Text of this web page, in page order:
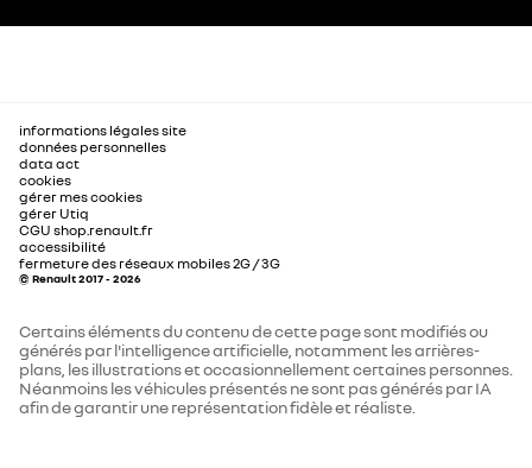
informations légales site
données personnelles
data act
cookies
gérer mes cookies
gérer Utiq
CGU shop.renault.fr
accessibilité
fermeture des réseaux mobiles 2G / 3G
© Renault 2017 - 2026
Certains éléments du contenu de cette page sont modifiés ou
générés par l'intelligence artificielle, notamment les arrières-
plans, les illustrations et occasionnellement certaines personnes.
Néanmoins les véhicules présentés ne sont pas générés par IA
afin de garantir une représentation fidèle et réaliste.